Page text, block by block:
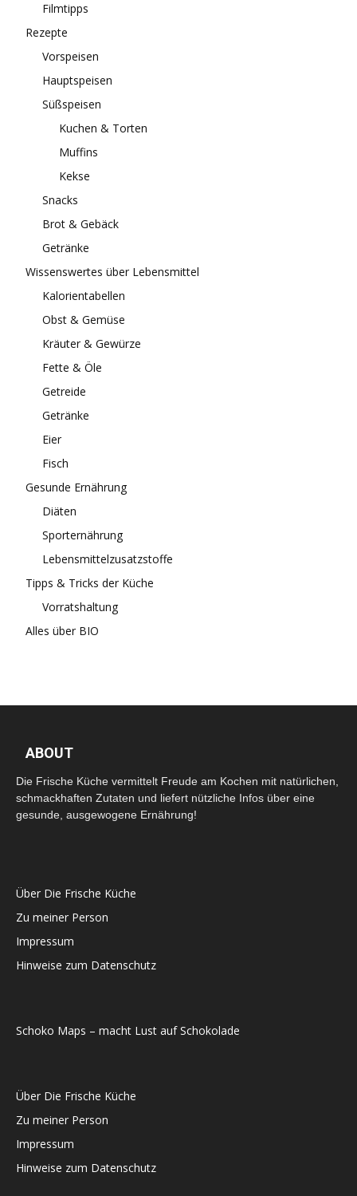
Filmtipps
Rezepte
Vorspeisen
Hauptspeisen
Süßspeisen
Kuchen & Torten
Muffins
Kekse
Snacks
Brot & Gebäck
Getränke
Wissenswertes über Lebensmittel
Kalorientabellen
Obst & Gemüse
Kräuter & Gewürze
Fette & Öle
Getreide
Getränke
Eier
Fisch
Gesunde Ernährung
Diäten
Sporternährung
Lebensmittelzusatzstoffe
Tipps & Tricks der Küche
Vorratshaltung
Alles über BIO
ABOUT
Die Frische Küche vermittelt Freude am Kochen mit natürlichen,
schmackhaften Zutaten und liefert nützliche Infos über eine
gesunde, ausgewogene Ernährung!
Über Die Frische Küche
Zu meiner Person
Impressum
Hinweise zum Datenschutz
Schoko Maps – macht Lust auf Schokolade
Über Die Frische Küche
Zu meiner Person
Impressum
Hinweise zum Datenschutz